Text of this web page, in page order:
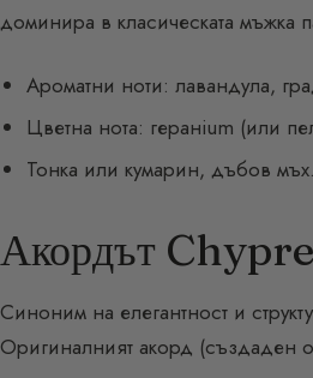
доминира в класическата мъжка
Ароматни ноти: лавандула,
Цветна нота: геранium (или
Тонка или кумарин, дъбов мъх.
Акордът Chypre
Синоним на елегантност и
Оригиналният акорд (създаден